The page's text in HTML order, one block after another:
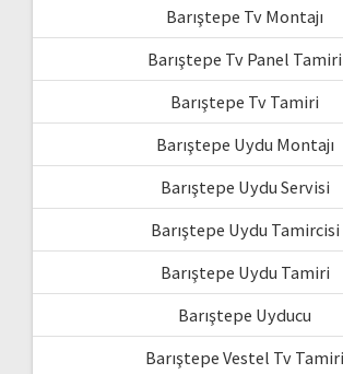
Barıştepe Tv Montajı
Barıştepe Tv Panel Tamiri
Barıştepe Tv Tamiri
Barıştepe Uydu Montajı
Barıştepe Uydu Servisi
Barıştepe Uydu Tamircisi
Barıştepe Uydu Tamiri
Barıştepe Uyducu
Barıştepe Vestel Tv Tamiri